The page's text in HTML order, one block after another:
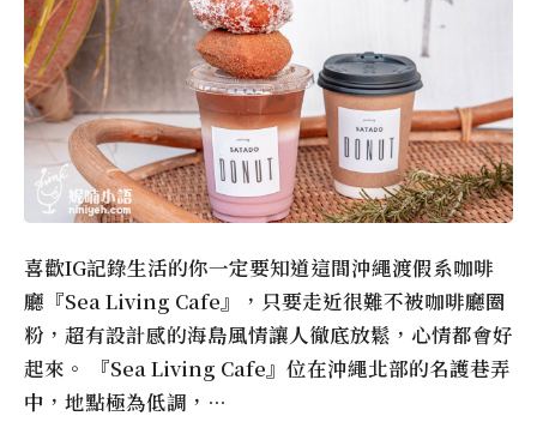
喜歡IG記錄生活的你一定要知道這間沖繩渡假系咖啡
廳『Sea Living Cafe』，只要走近很難不被咖啡廳圈
粉，超有設計感的海島風情讓人徹底放鬆，心情都會好
起來。 『Sea Living Cafe』位在沖繩北部的名護巷弄
中，地點極為低調，…